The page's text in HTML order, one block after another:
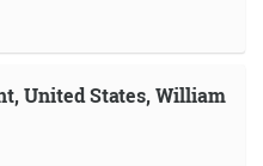
United States, William